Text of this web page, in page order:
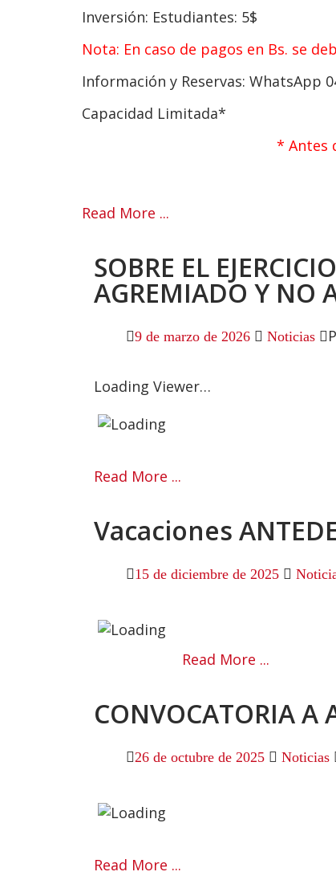
Inversión: Estudiantes: 5$
Nota: En caso de pagos en Bs. se
Información y Reservas: WhatsApp
Capacidad Limitada*
* Antes
Read More ...
SOBRE EL
AGREMIADO Y NO
9 de marzo de 2026 Noticias
Loading Viewer…
Read More ...
Vacaciones
15 de diciembre de 2025
Read More ...
CONVOCATORIA A
26 de octubre de 2025 Noticias
Read More ...